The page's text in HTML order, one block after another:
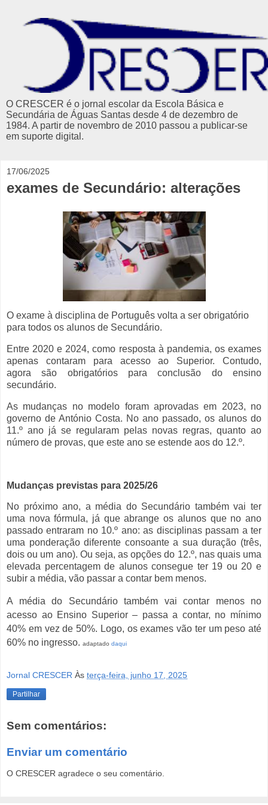
O CRESCER é o jornal escolar da Escola Básica e
Secundária de Águas Santas desde 4 de dezembro de
1984. A partir de novembro de 2010 passou a publicar-se
em suporte digital.
17/06/2025
exames de Secundário: alterações
O exame à disciplina de Português volta a ser obrigatório
para todos os alunos de Secundário.
Entre 2020 e 2024, como resposta à pandemia, os exames
apenas contaram para acesso ao Superior. Contudo,
agora são obrigatórios para conclusão do ensino
secundário.
As mudanças no modelo foram aprovadas em 2023, no
governo de António Costa. No ano passado, os alunos do
11.º ano já se regularam pelas novas regras, quanto ao
número de provas, que este ano se estende aos do 12.º.
Mudanças previstas para 2025/26
No próximo ano, amédia do Secundário também vai ter
uma nova fórmula, já que abrange os alunos que no ano
passado entraram no 10.º ano: as disciplinas passam a ter
uma ponderação diferente consoante a sua duração (três,
dois ou um ano). Ou seja, as opções do 12.º, nas quais uma
elevada percentagem de alunos consegue ter 19 ou 20 e
subir a média, vão passar a contar bem menos.
A média do Secundário também vai contar menos no
acesso ao Ensino Superior – passa a contar, no mínimo
40% em vez de 50%. Logo, os exames vão ter um peso até
60% no ingresso. adaptado daqui
Jornal CRESCER Às terça-feira, junho 17, 2025
Partilhar
Sem comentários:
Enviar um comentário
O CRESCER agradece o seu comentário.